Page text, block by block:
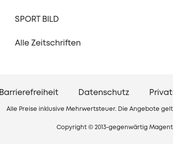
SPORT BILD
Alle Zeitschriften
Barrierefreiheit Datenschutz
Alle Preise inklusive Mehrwertsteuer. Die Angebote
Copyright © 2013-gegenwärtig